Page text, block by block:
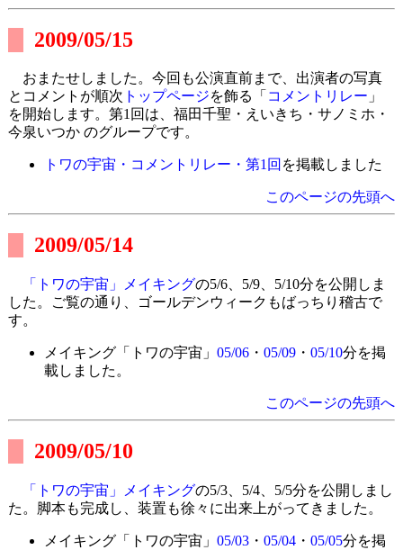
2009/05/15
おまたせしました。今回も公演直前まで、出演者の写真
とコメントが順次 トップページを飾る「 コメントリレー 」
を開始します。第1回は、福田千聖・えいきち・サノミホ・
今泉いつか のグループです。
トワの宇宙・コメントリレー・第1回 を掲載しました
このページの先頭へ
2009/05/14
「トワの宇宙」メイキングの5/6、5/9、5/10分を公開しま
した。ご覧の通り、ゴールデンウィークもばっちり稽古で
す。
メイキング「トワの宇宙」 05/06・ 05/09・ 05/10分を掲
載しました。
このページの先頭へ
2009/05/10
「トワの宇宙」メイキングの5/3、5/4、5/5分を公開しまし
た。脚本も完成し、装置も徐々に出来上がってきました。
メイキング「トワの宇宙」 05/03・ 05/04・ 05/05分を掲